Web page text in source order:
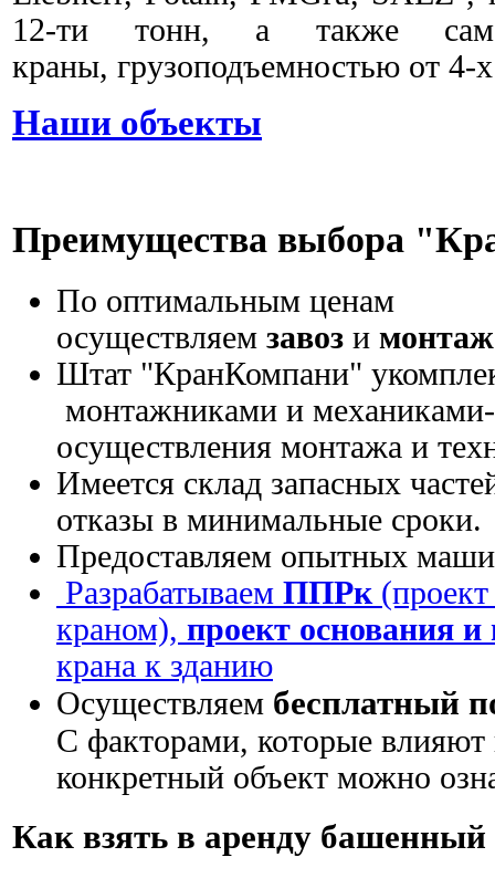
12-ти тонн, а также
краны, грузоподъемностью от 4-
Наши объекты
Преимущества выбора
По оптимальным ценам
осуществляем завоз и монтаж
Штат "КранКомпани"
монтажниками и
осуществления монтажа и
Имеется склад запасных
отказы в минимальные сроки.
Предоставляем опытных
Разрабатываем ППРк
краном), проект основания
крана к зданию
Осуществляем бесплатный
С факторами, которые влияют
конкретный объект можно
Как взять в аренду башенный